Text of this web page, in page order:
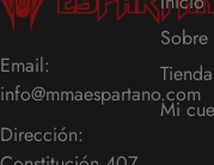
Email:
info@mmaespartano.com
Dirección:
Tienda
Mi